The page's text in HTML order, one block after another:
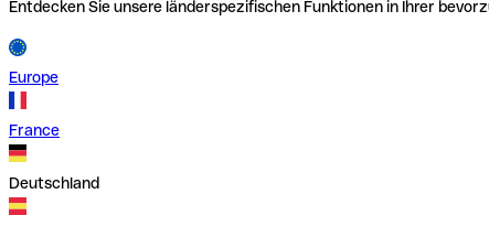
Entdecken Sie unsere länderspezifischen Funktionen in Ihrer
Europe
France
Deutschland